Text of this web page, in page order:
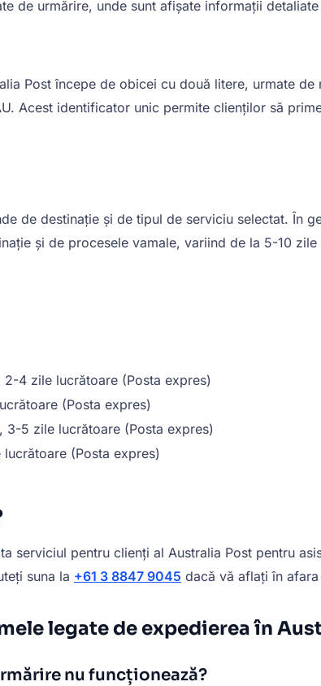
de urmărire, unde sunt afișate informații
Post începe de obicei cu două litere, urmate
Acest identificator unic permite clienților să
de destinație și de tipul de serviciu selectat. În
și de procesele vamale, variind de la 5-10
4 zile lucrătoare (Posta expres)
(Posta expres)
5 zile lucrătoare (Posta expres)
(Posta expres)
serviciul pentru clienți al Australia Post pentru
suna la +61 3 8847 9045 dacă vă aflați în
legate de expedierea în
nu funcționează?